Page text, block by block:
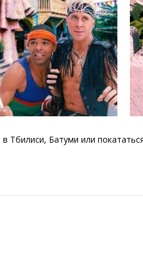
Тбилиси, Батуми или